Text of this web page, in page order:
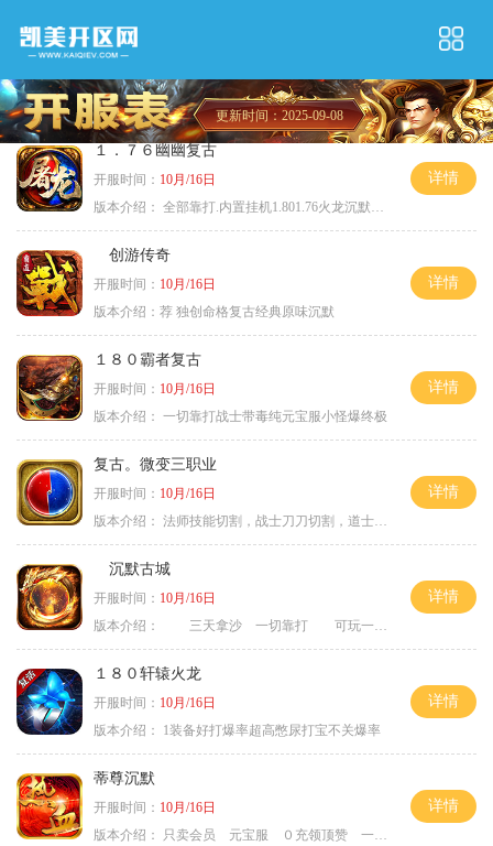
更新时间：2025-09-08
１．７６幽幽复古
开服时间： 10月/16日
版本介绍： 全部靠打.内置挂机1.801.76火龙沉默微变
详情
创游传奇
开服时间： 10月/16日
版本介绍： 荐 独创命格复古经典原味沉默
详情
１８０霸者复古
开服时间： 10月/16日
版本介绍： 一切靠打战士带毒纯元宝服小怪爆终极
详情
复古。微变三职业
开服时间： 10月/16日
版本介绍： 法师技能切割，战士刀刀切割，道士宠物秒怪
详情
沉默古城
开服时间： 10月/16日
版本介绍：
三天拿沙 一切靠打 可玩一年
详情
１８０轩辕火龙
开服时间： 10月/16日
版本介绍：
1装备好打爆率超高憋尿打宝不关爆率
详情
蒂尊沉默
开服时间： 10月/16日
版本介绍：
只卖会员 元宝服 ０充领顶赞 一切靠打
详情